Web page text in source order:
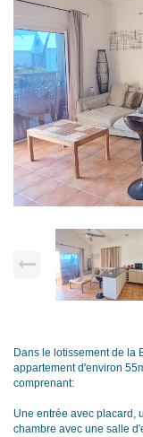
Dans le lotissement de la
appartement d'environ
comprenant:
Une entrée avec placard,
chambre avec une salle